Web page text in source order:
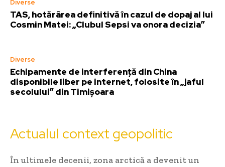
Diverse
TAS, hotărârea definitivă în cazul de dopaj al lui
Cosmin Matei: „Clubul Sepsi va onora decizia”
Diverse
Echipamente de interferență din China
disponibile liber pe internet, folosite în „jaful
secolului” din Timișoara
Actualul context geopolitic
În ultimele decenii, zona arctică a devenit un